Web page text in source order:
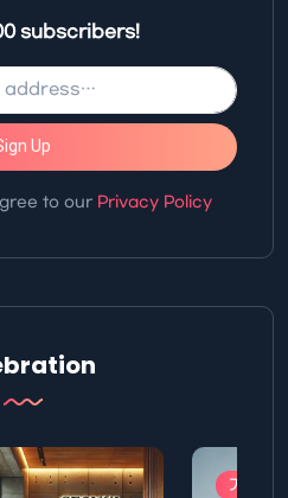
subscribers!
Up
to our Privacy Policy
기타분